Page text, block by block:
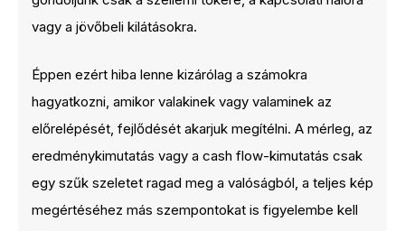
vagy a jövőbeli kilátásokra.
Éppen ezért hiba lenne kizárólag a számokra
hagyatkozni, amikor valakinek vagy valaminek az
előrelépését, fejlődését akarjuk megítélni. A mérleg, az
eredménykimutatás vagy a cash flow-kimutatás csak
egy szűk szeletet ragad meg a valóságból, a teljes kép
megértéséhez más szempontokat is figyelembe kell